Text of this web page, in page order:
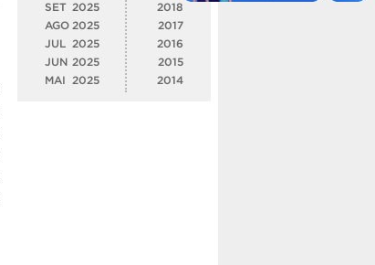
SET 2025
AGO 2025
JUL
2025
JUN 2025
MAI
2025
2018
2017
2016
2015
2014